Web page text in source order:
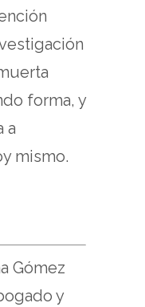
forma, y
a
mismo.
Gómez
y